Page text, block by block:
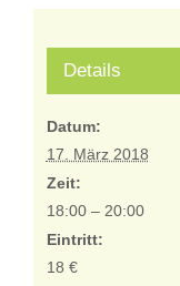
Details
Datum:
17. März 2018
Zeit:
18:00 – 20:00
Eintritt:
18 €